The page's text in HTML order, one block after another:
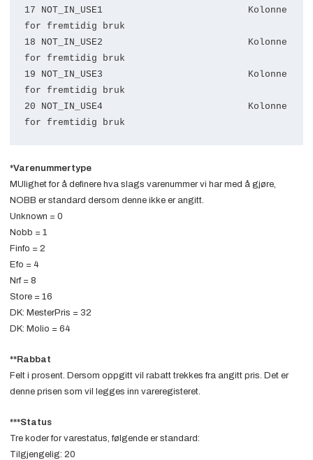
17 NOT_IN_USE1                          Kolonne
for fremtidig bruk
18 NOT_IN_USE2                          Kolonne
for fremtidig bruk
19 NOT_IN_USE3                          Kolonne
for fremtidig bruk
20 NOT_IN_USE4                          Kolonne
for fremtidig bruk
*Varenummertype
MUlighet for å definere hva slags varenummer vi har med å gjøre,
NOBB er standard dersom denne ikke er angitt.
Unknown = 0
Nobb = 1
Finfo = 2
Efo = 4
Nrf = 8
Store = 16
DK: MesterPris = 32
DK: Molio = 64
**Rabbat
Felt i prosent. Dersom oppgitt vil rabatt trekkes fra angitt pris. Det er
denne prisen som vil legges inn vareregisteret.
***Status
Tre koder for varestatus, følgende er standard:
Tilgjengelig: 20